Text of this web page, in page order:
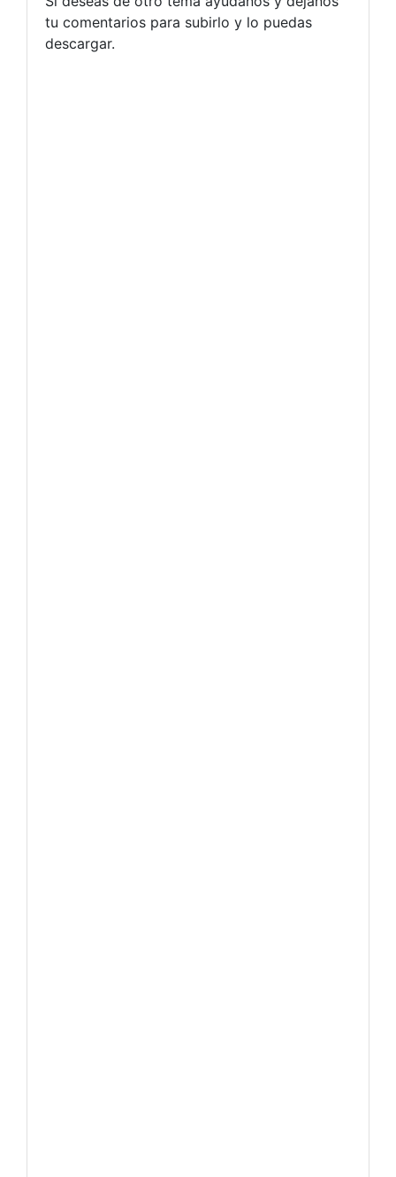
tu comentarios para subirlo y lo puedas
descargar.